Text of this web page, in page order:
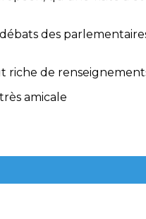
des
riche de
amicale